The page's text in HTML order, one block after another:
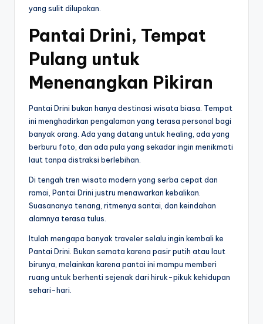
yang sulit dilupakan.
Pantai Drini, Tempat
Pulang untuk
Menenangkan Pikiran
Pantai Drini bukan hanya destinasi wisata biasa. Tempat
ini menghadirkan pengalaman yang terasa personal bagi
banyak orang. Ada yang datang untuk healing, ada yang
berburu foto, dan ada pula yang sekadar ingin menikmati
laut tanpa distraksi berlebihan.
Di tengah tren wisata modern yang serba cepat dan
ramai, Pantai Drini justru menawarkan kebalikan.
Suasananya tenang, ritmenya santai, dan keindahan
alamnya terasa tulus.
Itulah mengapa banyak traveler selalu ingin kembali ke
Pantai Drini. Bukan semata karena pasir putih atau laut
birunya, melainkan karena pantai ini mampu memberi
ruang untuk berhenti sejenak dari hiruk-pikuk kehidupan
sehari-hari.